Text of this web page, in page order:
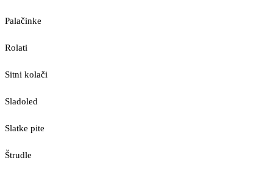
Palačinke
Rolati
Sitni kolači
Sladoled
Slatke pite
Štrudle